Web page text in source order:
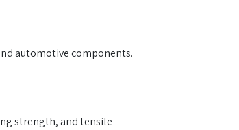
automotive components.
strength, and tensile